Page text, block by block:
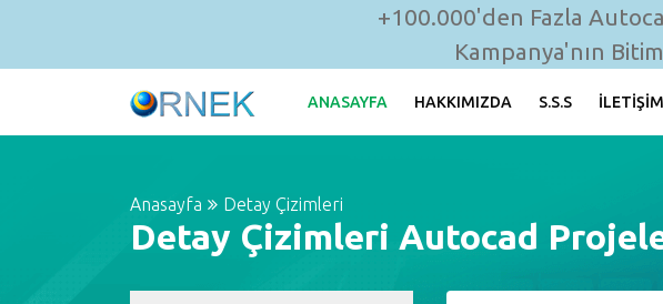
+100.000'den Fazla
Kampanya'nın
ANASAYFA HAKKIMIZDA S.S.S İLETIŞIM
Anasayfa Detay Çizimleri
Detay Çizimleri Autocad